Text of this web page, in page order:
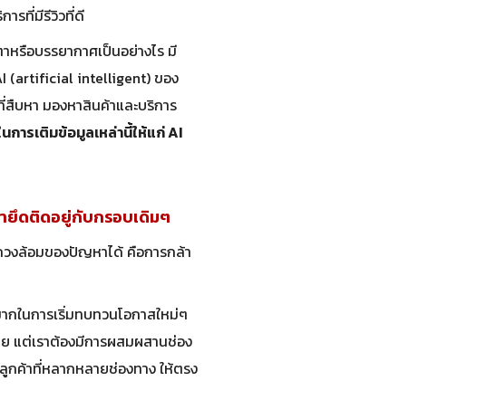
การที่มีรีวิวที่ดี
อบรรยากาศเป็นอย่างไร มี
(artificial intelligent) ของ
บหา มองหาสินค้าและบริการ
ารเติมข้อมูลเหล่านี้ให้แก่AI
ยึดติดอยู่กับกรอบเดิมๆ
งล้อมของปัญหาได้ คือการกล้า
ในการเริ่มทบทวนโอกาสใหม่ๆ
ย แต่เราต้องมีการผสมผสานช่อง
ค้าที่หลากหลายช่องทาง ให้ตรง